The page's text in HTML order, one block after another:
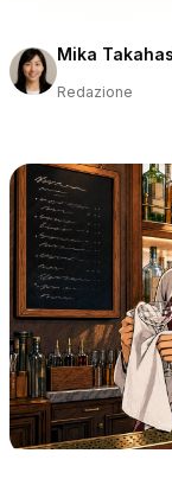
Bar e discoteche
Hotel e resort
Da asporto e
CONFRONTA
Tableview contro
Tableview contro
Tableview contro
RISORSE
Blog
Mika
Redazione